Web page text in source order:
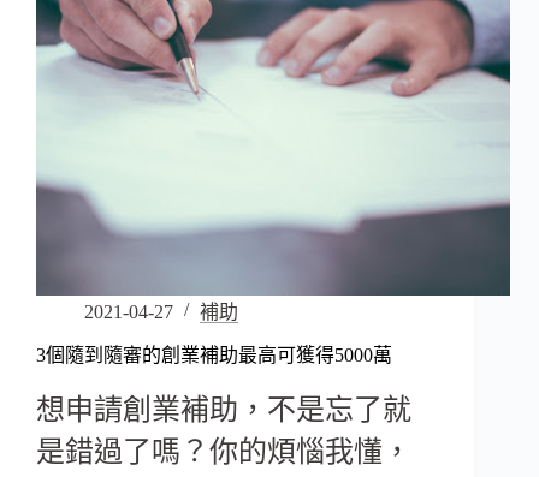
2021-04-27 補助
3個隨到隨審的創業補助最高可獲得5000萬
想申請創業補助，不是忘了就
是錯過了嗎？你的煩惱我懂，